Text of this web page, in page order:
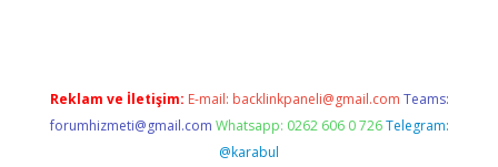
Reklam ve İletişim: E-mail: backlinkpaneli@gmail.com Teams:
forumhizmeti@gmail.com Whatsapp: 0262 606 0 726 Telegram:
@karabul